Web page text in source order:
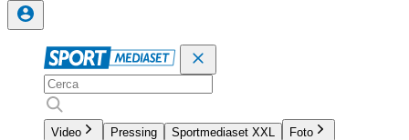
Video Pressing Sportmediaset XXL
Foto